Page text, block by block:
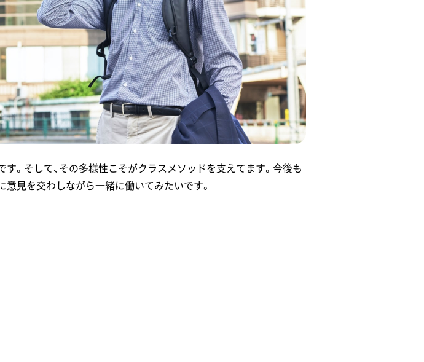
。そして、その多様性こそがクラスメソッドを支えてます。今後も
見を交わしながら一緒に働いてみたいです。